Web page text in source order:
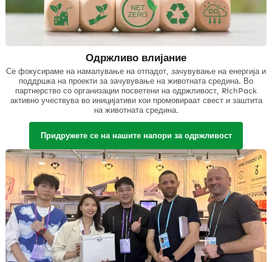
Одржливо влијание
Се фокусираме на намалување на отпадот, зачувување на енергија и
поддршка на проекти за зачувување на животната средина. Во
партнерство со организации посветени на одржливост, RichPack
активно учествува во иницијативи кои промовираат свест и заштита
на животната средина.
Придружете се на нашите напори за одржливост